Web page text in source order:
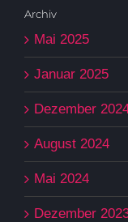
Archiv
Mai 2025
Januar 2025
Dezember
August 2024
Mai 2024
Dezember